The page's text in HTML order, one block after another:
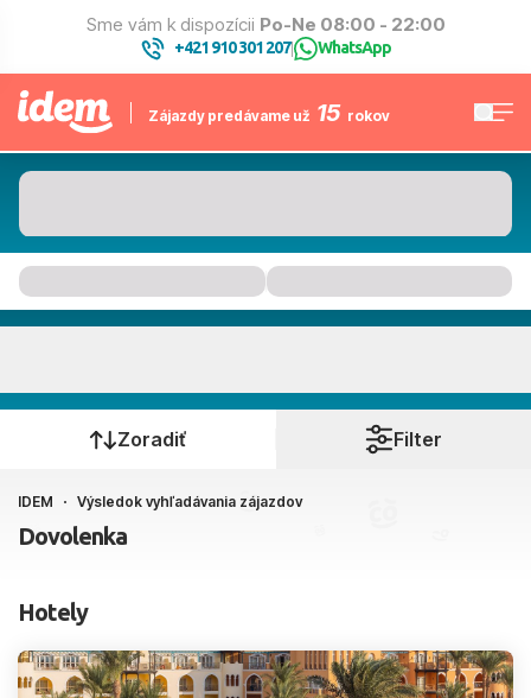
Sme vám k dispozícii Po-Ne 08:00 - 22:00
+421 910 301 207| WhatsApp
Zájazdy predávame už 15 rokov
Kedy cestujete?
Bratislava, Košice, Piešťany, Poprad
Zoradiť Filter
IDEM Výsledok vyhľadávania zájazdov
Dovolenka
Hotely